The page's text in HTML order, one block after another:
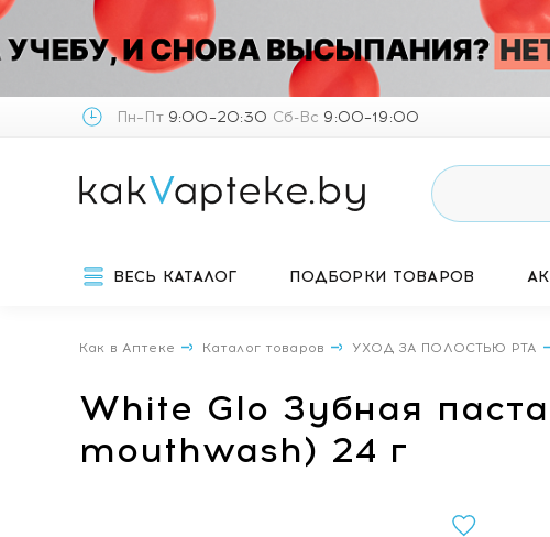
Пн–Пт9:00–20:30 Сб-Вс 9:00–19:00
ВЕСЬ КАТАЛОГ ПОДБОРКИ ТОВАРОВ
Как в Аптеке Каталог товаров УХОД ЗА ПОЛОСТЬЮ РТА
White Glo Зубная
mouthwash) 24 г